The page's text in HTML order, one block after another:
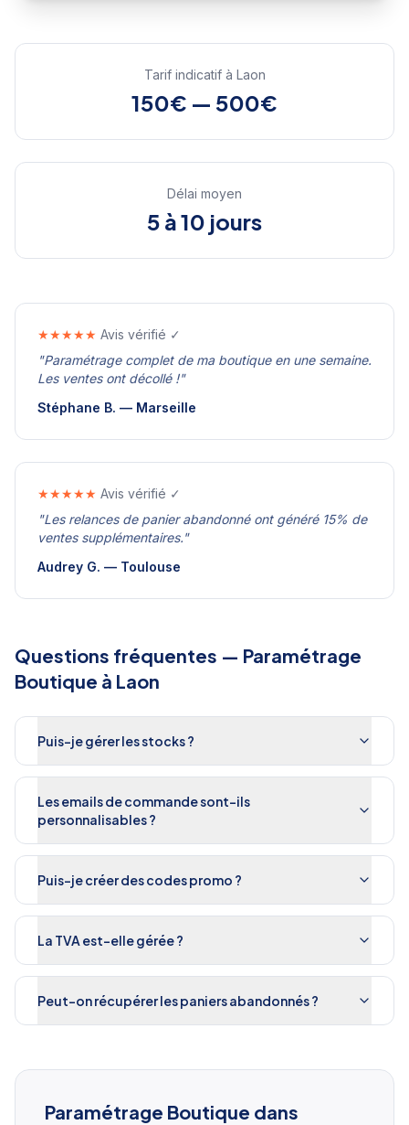
Tarif indicatif à Laon
150€ — 500€
Délai moyen
5 à 10 jours
★★★★★ Avis vérifié ✓
"Paramétrage complet de ma boutique en une semaine.
Les ventes ont décollé !"
Stéphane B. — Marseille
★★★★★ Avis vérifié ✓
"Les relances de panier abandonné ont généré 15% de
ventes supplémentaires."
Audrey G. — Toulouse
Questions fréquentes — Paramétrage
Boutique à Laon
Puis-je gérer les stocks ?
Les emails de commande sont-ils
personnalisables ?
Puis-je créer des codes promo ?
La TVA est-elle gérée ?
Peut-on récupérer les paniers abandonnés ?
Paramétrage Boutique dans